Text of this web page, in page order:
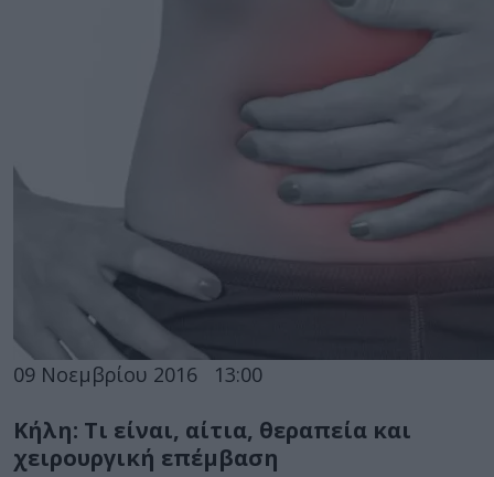
09 Νοεμβρίου 2016 13:00
Κήλη: Τι είναι, αίτια, θεραπεία και
χειρουργική επέμβαση